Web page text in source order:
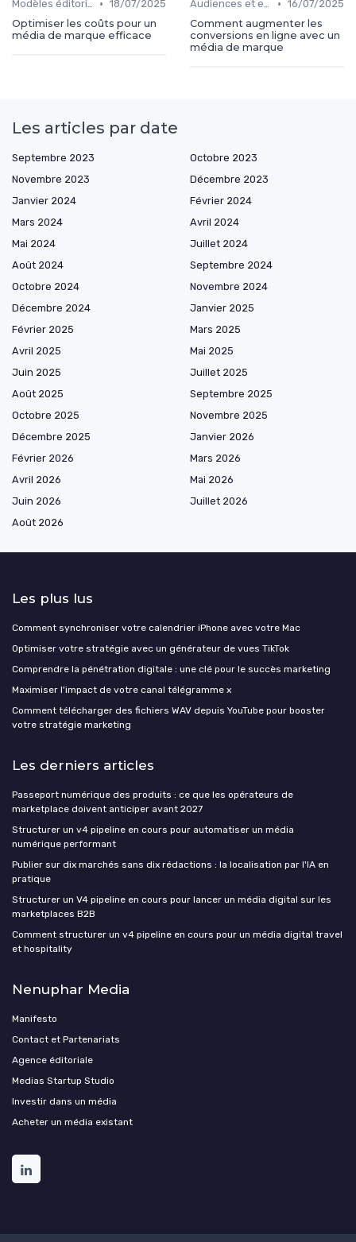
Modèles éditoriaux • 18/07/2025
Optimiser les coûts pour un
média de marque efficace
Audiences et engagement • 16/07/2025
Comment augmenter les
conversions en ligne avec un
média de marque
Les articles par date
Septembre 2023
Octobre 2023
Novembre 2023
Décembre 2023
Janvier 2024
Février 2024
Mars 2024
Avril 2024
Mai 2024
Juillet 2024
Août 2024
Septembre 2024
Octobre 2024
Novembre 2024
Décembre 2024
Janvier 2025
Février 2025
Mars 2025
Avril 2025
Mai 2025
Juin 2025
Juillet 2025
Août 2025
Septembre 2025
Octobre 2025
Novembre 2025
Décembre 2025
Janvier 2026
Février 2026
Mars 2026
Avril 2026
Mai 2026
Juin 2026
Juillet 2026
Août 2026
Les plus lus
Comment synchroniser votre calendrier iPhone avec votre Mac
Optimiser votre stratégie avec un générateur de vues TikTok
Comprendre la pénétration digitale : une clé pour le succès marketing
Maximiser l'impact de votre canal télégramme x
Comment télécharger des fichiers WAV depuis YouTube pour booster
votre stratégie marketing
Les derniers articles
Passeport numérique des produits : ce que les opérateurs de
marketplace doivent anticiper avant 2027
Structurer un v4 pipeline en cours pour automatiser un média
numérique performant
Publier sur dix marchés sans dix rédactions : la localisation par l'IA en
pratique
Structurer un V4 pipeline en cours pour lancer un média digital sur les
marketplaces B2B
Comment structurer un v4 pipeline en cours pour un média digital travel
et hospitality
Nenuphar Media
Manifesto
Contact et Partenariats
Agence éditoriale
Medias Startup Studio
Investir dans un média
Acheter un média existant